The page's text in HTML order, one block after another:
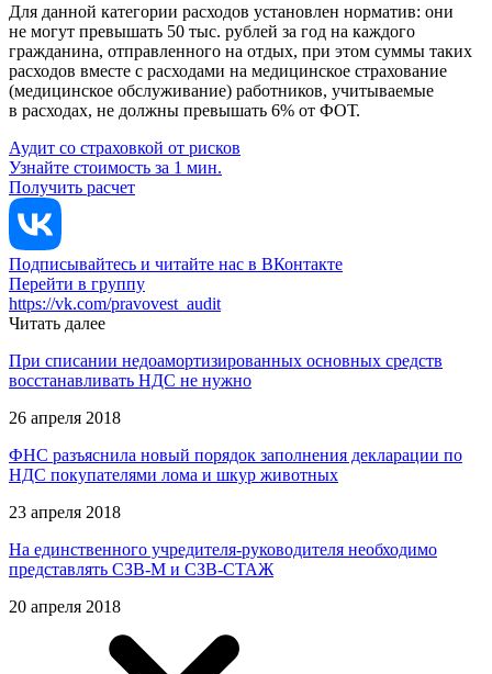
Для данной категории расходов установлен норматив: они
не могут превышать 50 тыс. рублей за год на каждого
гражданина, отправленного на отдых, при этом суммы таких
расходов вместе с расходами на медицинское страхование
(медицинское обслуживание) работников, учитываемые
в расходах, не должны превышать 6% от ФОТ.
Аудит со страховкой от рисков
Узнайте стоимость за 1 мин.
Получить расчет
Подписывайтесь и читайте нас в ВКонтакте
Перейти в группу
https://vk.com/pravovest_audit
Читать далее
При списании недоамортизированных основных средств
восстанавливать НДС не нужно
26 апреля 2018
ФНС разъяснила новый порядок заполнения декларации по
НДС покупателями лома и шкур животных
23 апреля 2018
На единственного учредителя-руководителя необходимо
представлять СЗВ-М и СЗВ-СТАЖ
20 апреля 2018